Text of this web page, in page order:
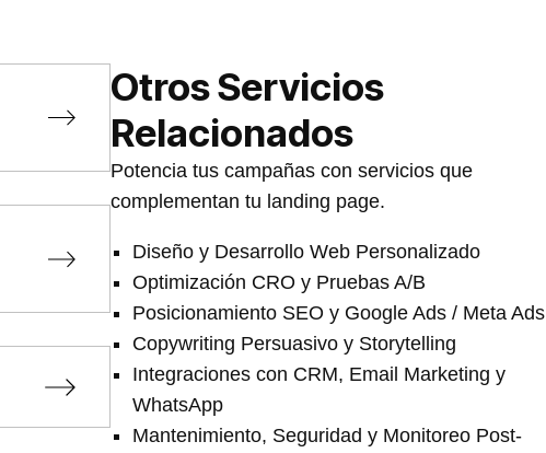
Otros Servicios
Relacionados
Potencia tus campañas con servicios que
complementan tu landing page.
Diseño y Desarrollo Web Personalizado
Optimización CRO y Pruebas A/B
Posicionamiento SEO y Google Ads / Meta Ads
Copywriting Persuasivo y Storytelling
Integraciones con CRM, Email Marketing y
WhatsApp
Mantenimiento, Seguridad y Monitoreo Post-